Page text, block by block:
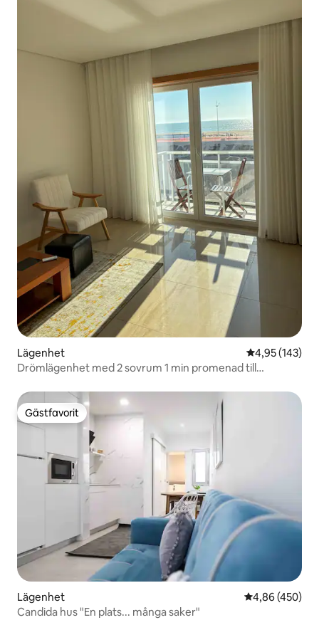
Lägenhet 4,95 av 5 i
4,95 (143)
Drömlägenhet med 2 sovrum 1 min promenad till
Gästfavorit
Gästfavorit
Lägenhet 4,86 av 5 i
4,86 (450)
Candida hus "En plats... många saker"